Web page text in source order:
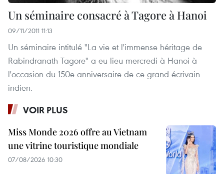
Un séminaire consacré à Tagore à Hanoi
09/11/2011 11:13
Un séminaire intitulé "La vie et l'immense héritage de
Rabindranath Tagore" a eu lieu mercredi à Hanoi à
l'occasion du 150e anniversaire de ce grand écrivain
indien.
VOIR PLUS
Miss Monde 2026 offre au Vietnam
une vitrine touristique mondiale
07/08/2026 10:30